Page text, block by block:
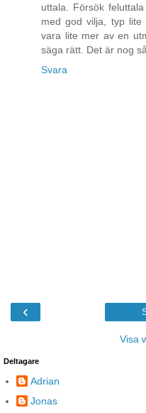
uttala. Försök
med god vilja, typ lite
vara lite mer av en
säga rätt. Det är nog
Svara
‹
Visa
Deltagare
Adrian
Jonas